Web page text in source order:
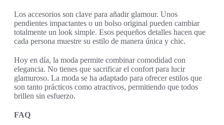
Los accesorios son clave para añadir glamour. Unos
pendientes impactantes o un bolso original pueden cambiar
totalmente un look simple. Esos pequeños detalles hacen que
cada persona muestre su estilo de manera única y chic.
Hoy en día, la moda permite combinar comodidad con
elegancia. No tienes que sacrificar el confort para lucir
glamuroso. La moda se ha adaptado para ofrecer estilos que
son tanto prácticos como atractivos, permitiendo que todos
brillen sin esfuerzo.
FAQ